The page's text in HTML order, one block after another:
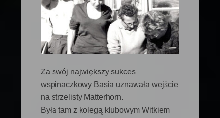
Za swój największy sukces
wspinaczkowy Basia uznawała wejście
na strzelisty Matterhorn.
Była tam z kolegą klubowym Witkiem